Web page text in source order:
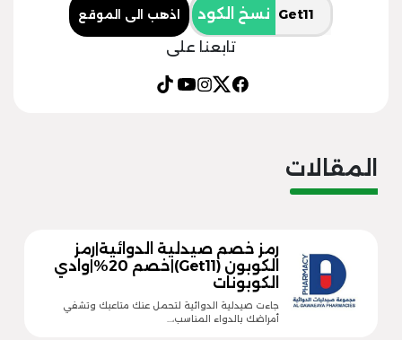
نسخ الكود اذهب الى الموقع
تابعنا على
المقالات
رمز خصم صيدلية الدوائية|رمز
الكوبون (Get11)|خصم 20%|وادي
الكوبونات
جاءت صيدلية الدوائية لتحمل عنك متاعبك وتشفي
أمراضك بالدواء المناسب،…